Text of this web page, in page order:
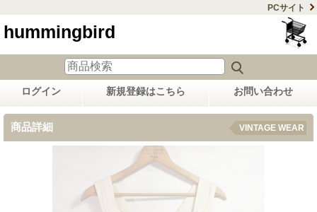
PCサイト
hummingbird
ログイン 新規登録はこちら お問い合わせ
商品詳細 VINTAGE WEAR